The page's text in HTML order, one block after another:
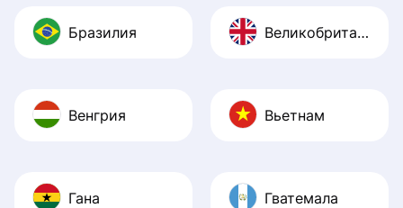
Бразилия Великобритания
Венгрия Вьетнам
Гана Гватемала